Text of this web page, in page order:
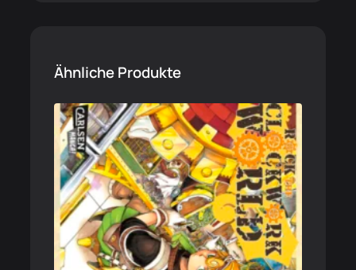
Ähnliche Produkte